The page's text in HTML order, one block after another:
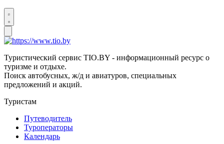
Туристический сервис TIO.BY - информационный ресурс о
туризме и отдыхе.
Поиск автобусных, ж/д и авиатуров, специальных
предложений и акций.
Туристам
Путеводитель
Туроператоры
Календарь